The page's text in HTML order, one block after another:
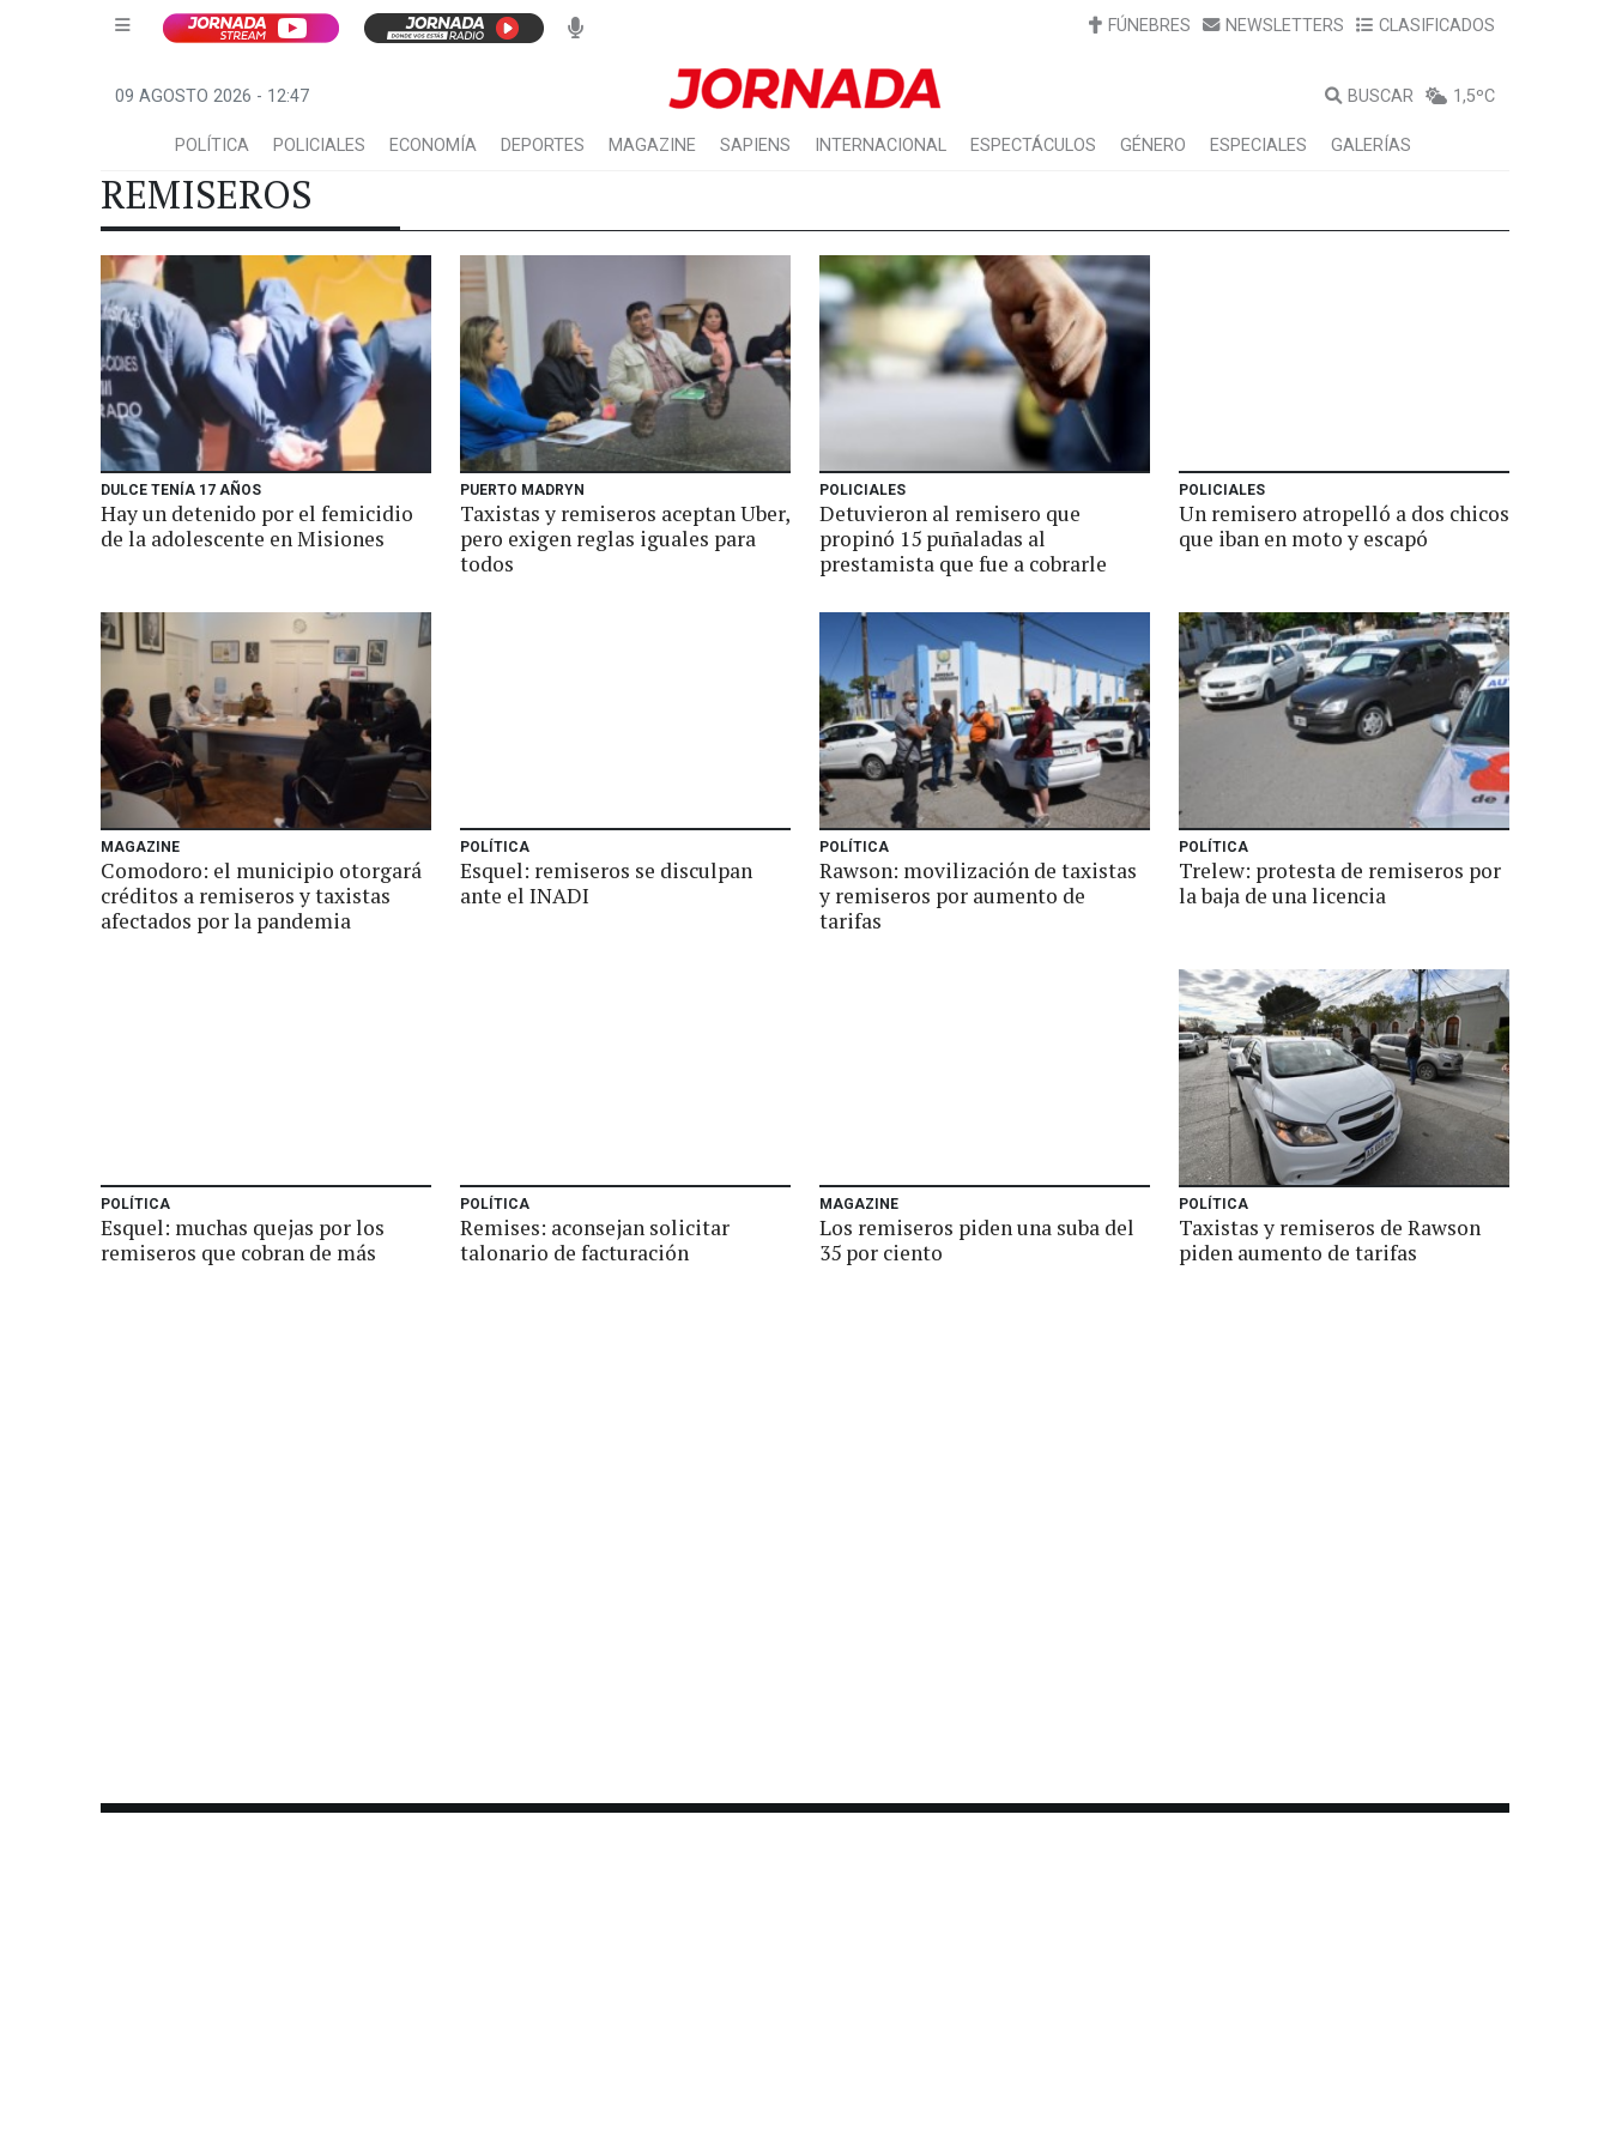
FÚNEBRES NEWSLETTERS CLASIFICADOS
09 AGOSTO 2026 - 12:47 BUSCAR 1,5ºC
POLÍTICA POLICIALES ECONOMÍA DEPORTES MAGAZINE SAPIENS INTERNACIONAL ESPECTÁCULOS GÉNERO ESPECIALES GALERÍAS
REMISEROS
DULCE TENÍA 17 AÑOS
Hay un detenido por el femicidio
de la adolescente en Misiones
PUERTO MADRYN
Taxistas y remiseros aceptan Uber,
pero exigen reglas iguales para
todos
POLICIALES
Detuvieron al remisero que
propinó 15 puñaladas al
prestamista que fue a cobrarle
POLICIALES
Un remisero atropelló a dos chicos
que iban en moto y escapó
MAGAZINE
Comodoro: el municipio otorgará
créditos a remiseros y taxistas
afectados por la pandemia
POLÍTICA
Esquel: remiseros se disculpan
ante el INADI
POLÍTICA
Rawson: movilización de taxistas
y remiseros por aumento de
tarifas
POLÍTICA
Trelew: protesta de remiseros por
la baja de una licencia
POLÍTICA
Esquel: muchas quejas por los
remiseros que cobran de más
POLÍTICA
Remises: aconsejan solicitar
talonario de facturación
MAGAZINE
Los remiseros piden una suba del
35 por ciento
POLÍTICA
Taxistas y remiseros de Rawson
piden aumento de tarifas